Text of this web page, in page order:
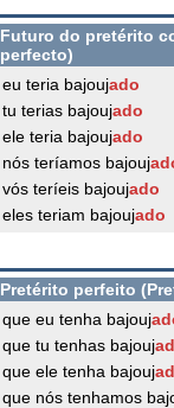
Futuro do pretérito
perfecto)
eu teria bajoujado
tu terias bajoujado
ele teria bajoujado
nós teríamos bajouj
vós teríeis bajoujado
eles teriam bajoujado
Pretérito perfeito
que eu tenha bajouj
que tu tenhas bajouj
que ele tenha bajouj
que nós tenhamos